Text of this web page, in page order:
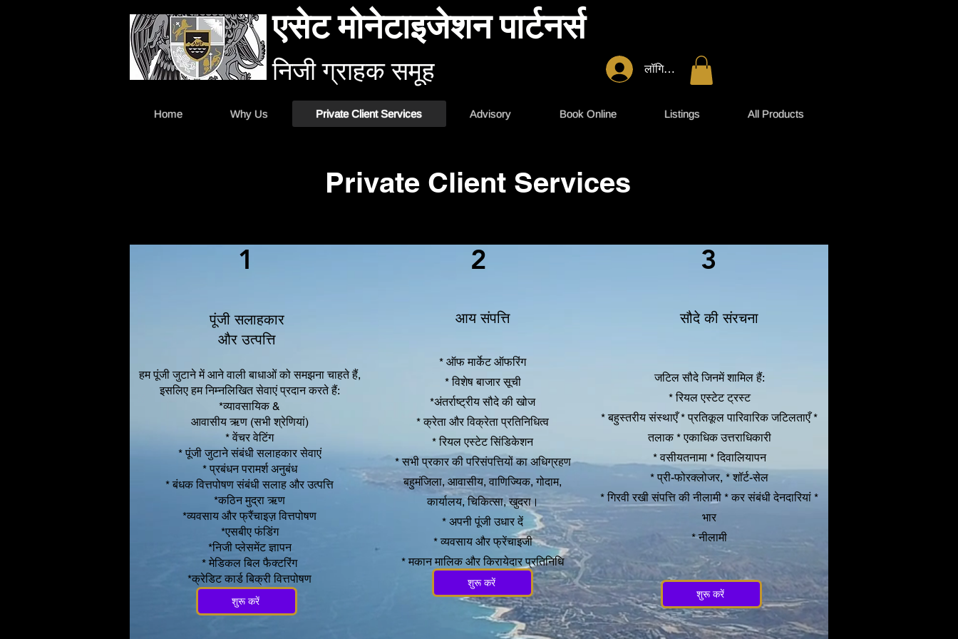
एसेट मोनेटाइजेशन पार्टनर्स
निजी ग्राहक समूह लॉगिन करें
Home Why Us Private Client Services Advisory Book Online Listings All Products
Private Client Services
1
पूंजी सलाहकार
और उत्पत्ति
हम पूंजी जुटाने में आने वाली बाधाओं को समझना चाहते हैं,
इसलिए हम निम्नलिखित सेवाएं प्रदान करते हैं:
*व्यावसायिक &
आवासीय ऋण (सभी श्रेणियां)
* वेंचर वेटिंग
* पूंजी जुटाने संबंधी सलाहकार सेवाएं
* प्रबंधन परामर्श अनुबंध
* बंधक वित्तपोषण संबंधी सलाह और उत्पत्ति
*कठिन मुद्रा ऋण
*व्यवसाय और फ्रैंचाइज़ वित्तपोषण
*एसबीए फंडिंग
*निजी प्लेसमेंट ज्ञापन
* मेडिकल बिल फैक्टरिंग
*क्रेडिट कार्ड बिक्री वित्तपोषण
शुरू करें
2
आय संपत्ति
* ऑफ मार्केट ऑफरिंग
* विशेष बाजार सूची
*अंतर्राष्ट्रीय सौदे की खोज
* क्रेता और विक्रेता प्रतिनिधित्व
* रियल एस्टेट सिंडिकेशन
* सभी प्रकार की परिसंपत्तियों का अधिग्रहण
बहुमंजिला, आवासीय, वाणिज्यिक, गोदाम,
कार्यालय, चिकित्सा, खुदरा।
* अपनी पूंजी उधार दें
* व्यवसाय और फ्रेंचाइजी
* मकान मालिक और किरायेदार प्रतिनिधि
शुरू करें
3
सौदे की संरचना
जटिल सौदे जिनमें शामिल हैं:
* रियल एस्टेट ट्रस्ट
* बहुस्तरीय संस्थाएँ * प्रतिकूल पारिवारिक जटिलताएँ *
तलाक * एकाधिक उत्तराधिकारी
* वसीयतनामा * दिवालियापन
* प्री-फोरक्लोजर, * शॉर्ट-सेल
* गिरवी रखी संपत्ति की नीलामी * कर संबंधी देनदारियां *
भार
* नीलामी
शुरू करें